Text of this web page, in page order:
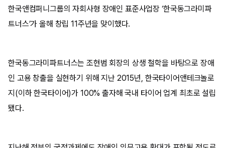
한국앤컴퍼니그룹의 자회사형 장애인 표준사업장 ‘한국동그라미파
트너스’가 올해 창립 11주년을 맞이했다.
한국동그라미파트너스는 조현범 회장의 상생 철학을 바탕으로 장애
인 고용 창출을 실현하기 위해 지난 2015년, 한국타이어앤테크놀로
지(이하 한국타이어)가 100% 출자해 국내 타이어 업계 최초로 설립
됐다.